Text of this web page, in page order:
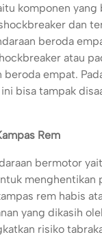
komponen
dan
beroda
atau
beroda empat.
bisa tampak
Rem
bermotor
menghentikan
rem habis
yang dikasih
risiko